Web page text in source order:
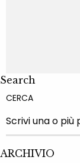
Search
CERCA
ARCHIVIO